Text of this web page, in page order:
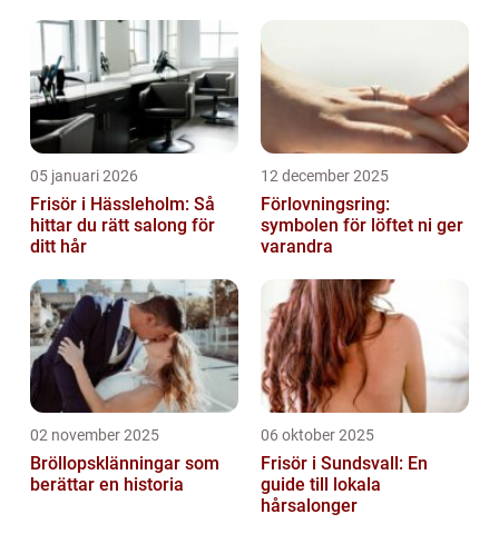
05 januari 2026
Frisör i Hässleholm: Så
hittar du rätt salong för
ditt hår
12 december 2025
Förlovningsring:
symbolen för löftet ni ger
varandra
02 november 2025
Bröllopsklänningar som
berättar en historia
06 oktober 2025
Frisör i Sundsvall: En
guide till lokala
hårsalonger